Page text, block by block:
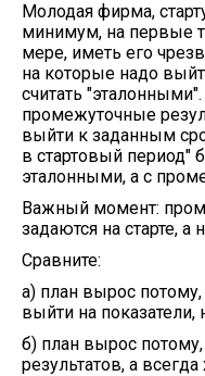
Молодая фирма,
минимум, на первые
мере, иметь его
на которые надо
считать
промежуточные
выйти к заданным
в стартовый период"
эталонными, а с
Важный момент:
задаются на старте, а
Сравните:
а) план вырос
выйти на
б) план вырос
результатов, а